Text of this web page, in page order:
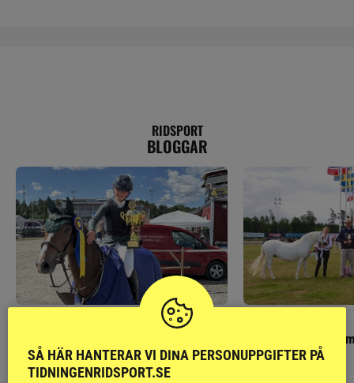
RIDSPORT
BLOGGAR
Finaldag med
SÅ HÄR HANTERAR VI DINA PERSONUPPGIFTER PÅ
TIDNINGENRIDSPORT.SE